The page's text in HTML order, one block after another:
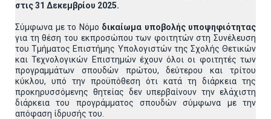
στις 31 Δεκεμβρίου 2025.
Σύμφωνα με το Νόμο δικαίωμα υποβολής υποψηφιότητας
για τη θέση του εκπροσώπου των φοιτητών στη Συνέλευση
του Τμήματος Επιστήμης Υπολογιστών της Σχολής Θετικών
και Τεχνολογικών Επιστημών έχουν όλοι οι φοιτητές των
προγραμμάτων σπουδών πρώτου, δεύτερου και τρίτου
κύκλου, υπό την προϋπόθεση ότι κατά τη διάρκεια της
προκηρυσσόμενης θητείας δεν υπερβαίνουν την ελάχιστη
διάρκεια του προγράμματος σπουδών σύμφωνα με την
απόφαση ίδρυσής του.